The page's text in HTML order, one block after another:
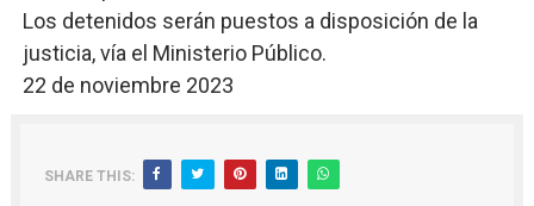
Los detenidos serán puestos a disposición de la
justicia, vía el Ministerio Público.
22 de noviembre 2023
SHARE THIS: